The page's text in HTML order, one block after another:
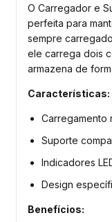
O Carregador e
perfeita para
sempre
ele carrega dois
armazena de
Características:
Carregamento
Suporte
Indicadores
Design
Benefícios: